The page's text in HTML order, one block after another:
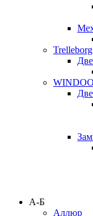
Trelleborg
А-Б
Аллюр